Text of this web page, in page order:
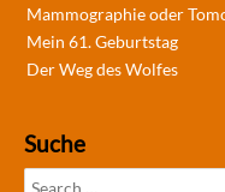
Mammographie oder
Mein 61. Geburtstag
Der Weg des Wolfes
Suche
Search